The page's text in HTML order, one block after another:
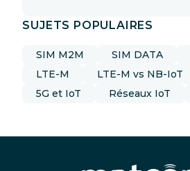
SUJETS POPULAIRES
SIM M2M SIM DATA
LTE-M
LTE-M vs NB-IoT
5G et IoT
Réseaux IoT